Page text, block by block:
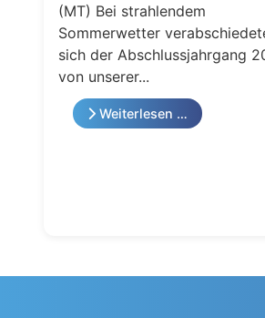
(MT) Bei strahlendem
Sommerwetter
sich der Abschlussjahrgang
von unserer...
Weiterlesen …